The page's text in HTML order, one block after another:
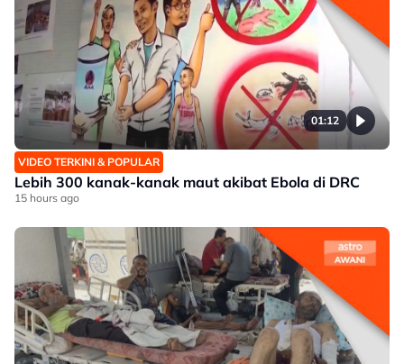
01:12
VIDEO TERKINI & POPULAR
Lebih 300 kanak-kanak maut akibat Ebola di DRC
15 hours ago